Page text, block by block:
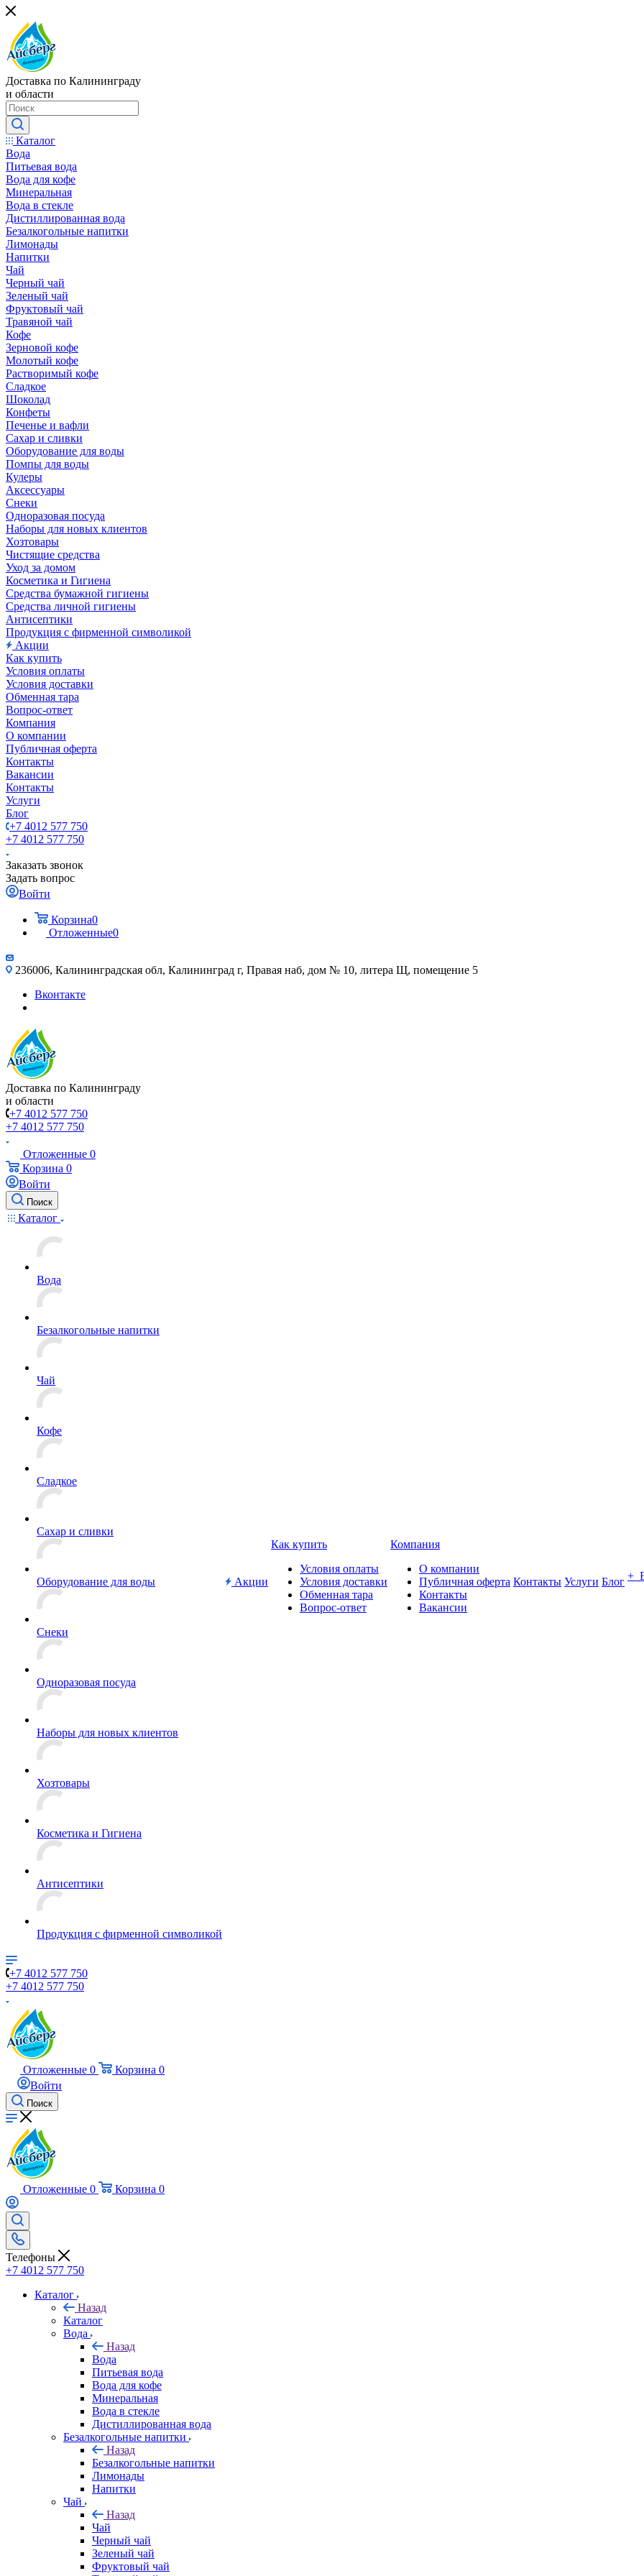
Доставка по Калининграду
и области
Каталог
Вода
Питьевая вода
Вода для кофе
Минеральная
Вода в стекле
Дистиллированная вода
Безалкогольные напитки
Лимонады
Напитки
Чай
Черный чай
Зеленый чай
Фруктовый чай
Травяной чай
Кофе
Зерновой кофе
Молотый кофе
Растворимый кофе
Сладкое
Шоколад
Конфеты
Печенье и вафли
Сахар и сливки
Оборудование для воды
Помпы для воды
Кулеры
Аксессуары
Снеки
Одноразовая посуда
Наборы для новых клиентов
Хозтовары
Чистящие средства
Уход за домом
Косметика и Гигиена
Средства бумажной гигиены
Средства личной гигиены
Антисептики
Продукция с фирменной символикой
Акции
Как купить
Условия оплаты
Условия доставки
Обменная тара
Вопрос-ответ
Компания
О компании
Публичная оферта
Контакты
Вакансии
Контакты
Услуги
Блог
+7 4012 577 750
+7 4012 577 750
Заказать звонок
Задать вопрос
Войти
Корзина0
Отложенные0
236006, Калининградская обл, Калининград г, Правая наб, дом № 10, литера Щ, помещение 5
Вконтакте
Доставка по Калининграду
и области
+7 4012 577 750
+7 4012 577 750
Отложенные 0
Корзина 0
Войти
Поиск
Каталог
Вода
Безалкогольные напитки
Чай
Кофе
Сладкое
Сахар и сливки
Оборудование для воды
Снеки
Одноразовая посуда
Наборы для новых клиентов
Хозтовары
Косметика и Гигиена
Антисептики
Продукция с фирменной символикой
Акции
Как купить
Условия оплаты
Условия доставки
Обменная тара
Вопрос-ответ
Компания
О компании
Публичная оферта
Контакты
Вакансии
Контакты Услуги Блог +
+7 4012 577 750
+7 4012 577 750
Отложенные 0 Корзина 0
Войти
Поиск
Отложенные 0 Корзина 0
Телефоны
+7 4012 577 750
Каталог
Назад
Каталог
Вода
Назад
Вода
Питьевая вода
Вода для кофе
Минеральная
Вода в стекле
Дистиллированная вода
Безалкогольные напитки
Назад
Безалкогольные напитки
Лимонады
Напитки
Чай
Назад
Чай
Черный чай
Зеленый чай
Фруктовый чай